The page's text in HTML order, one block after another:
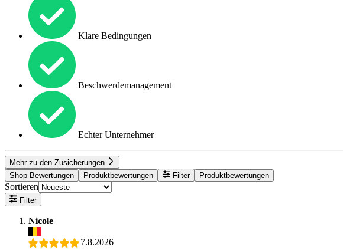
Klare Bedingungen
Beschwerdemanagement
Echter Unternehmer
Mehr zu den Zusicherungen
Shop-Bewertungen
Produktbewertungen Filter Produktbewertungen
Sortieren
Filter
Nicole
7.8.2026